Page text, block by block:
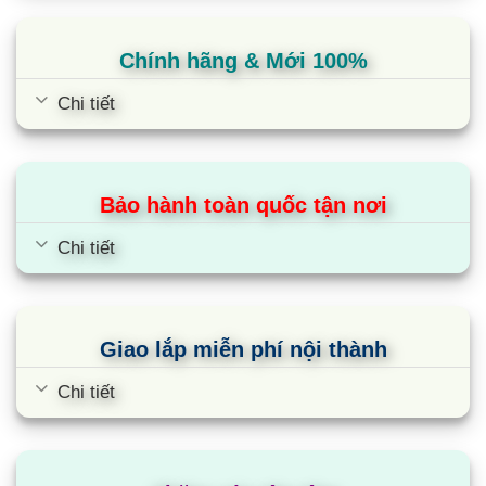
Hao mòn sản phẩm trưng bày.
Nhân sự đứng quầy.
Vậy nên, chúng tôi có thể đưa các sản phẩm máy lạnh tới tay
quý khách với mức giá
so với các siêu
thị điện máy lớn khác.
Chúng tôi cam kết rằng:
Quý khách có thể tự kiểm chứng 2 cam kết trên bằng cách
dùng serial của sản phẩm để tra bảo hành điện tử trên website
chính hãng.
Ngoài các sản phẩm điều hòa, tổng kho gia dụng chúng tôi còn
Chính hãng & Mới 100%
Chi tiết
Bảo hành toàn quốc tận nơi
Chi tiết
Giao lắp miễn phí nội thành
Chi tiết